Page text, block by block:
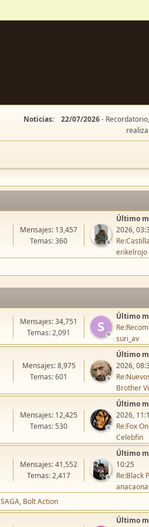
Noticias: 22/07/2026-
Mensajes: 13,457
Temas: 360
Último
2026,
erikelrojo
S
Mensajes: 34,751
Temas: 2,091
Último
suri_av
Mensajes: 8,975
Temas: 601
Último
2026,
Brother
Mensajes: 12,425
Temas: 530
Último
2026,
Re:Fox
Celebfin
Mensajes: 41,552
Temas: 2,417
Último
10:25
Re:Black
anacaona
SAGA Bolt Action
Último